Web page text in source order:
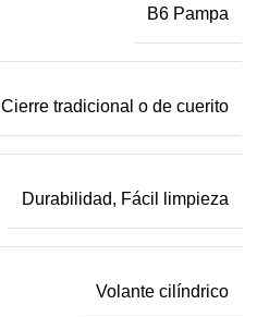
B6 Pampa
Cierre tradicional o de cuerito
Durabilidad, Fácil limpieza
Volante cilíndrico